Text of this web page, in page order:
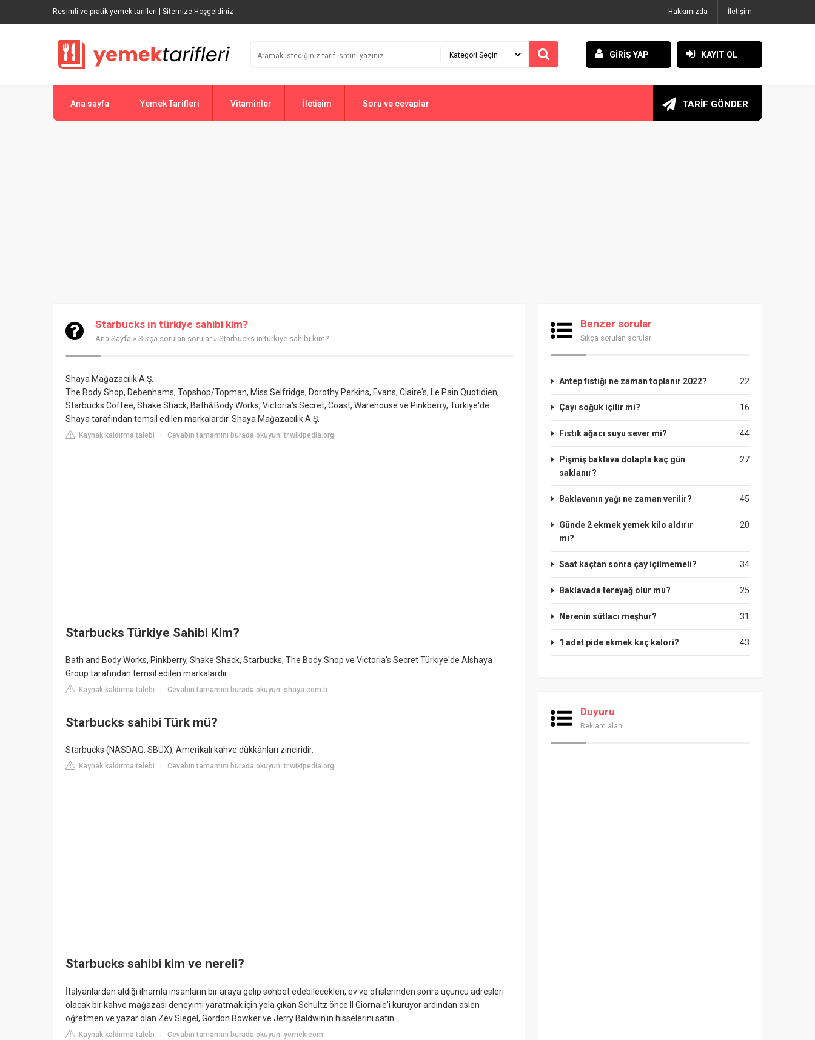
Resimli ve pratik yemek tarifleri | Sitemize Hoşgeldiniz Hakkımızda İletişim
GİRİŞ YAP KAYIT OL
Ana sayfa Yemek Tarifleri Vitaminler İletişim Soru ve cevaplar TARİF GÖNDER
Starbucks ın türkiye sahibi kim?
Ana Sayfa » Sıkça sorulan sorular » Starbucks ın türkiye sahibi kim?
Shaya Mağazacılık A.Ş.
The Body Shop, Debenhams, Topshop/Topman, Miss Selfridge, Dorothy Perkins, Evans, Claire's, Le Pain Quotidien,
Starbucks Coffee, Shake Shack, Bath&Body Works, Victoria's Secret, Coast, Warehouse ve Pinkberry, Türkiye'de
Shaya tarafından temsil edilen markalardır. Shaya Mağazacılık A.Ş.
Kaynak kaldırma talebi | Cevabın tamamını burada okuyun: tr.wikipedia.org
Starbucks Türkiye Sahibi Kim?
Bath and Body Works, Pinkberry, Shake Shack, Starbucks, The Body Shop ve Victoria's Secret Türkiye'de Alshaya
Group tarafından temsil edilen markalardır.
Kaynak kaldırma talebi Cevabın tamamını burada okuyun: shaya.com.tr
Starbucks sahibi Türk mü?
Starbucks (NASDAQ: SBUX), Amerikalı kahve dükkânları zinciridir.
Kaynak kaldırma talebi Cevabın tamamını burada okuyun: tr.wikipedia.org
Starbucks sahibi kim ve nereli?
İtalyanlardan aldığı ilhamla insanların bir araya gelip sohbet edebilecekleri, ev ve ofislerinden sonra üçüncü adresleri
olacak bir kahve mağazası deneyimi yaratmak için yola çıkan Schultz önce Il Giornale'i kuruyor ardından aslen
öğretmen ve yazar olan Zev Siegel, Gordon Bowker ve Jerry Baldwin'in hisselerini satın ...
Kaynak kaldırma talebi | Cevabın tamamını burada okuyun: yemek.com
Benzer sorular
Sıkça sorulan sorular
22
Antep fıstığı ne zaman toplanır 2022?
16
Çayı soğuk içilir mi?
44
Fıstık ağacı suyu sever mi?
27
Pişmiş baklava dolapta kaç gün
saklanır?
45
Baklavanın yağı ne zaman verilir?
20
Günde 2 ekmek yemek kilo aldırır
mı?
34
Saat kaçtan sonra çay içilmemeli?
25
Baklavada tereyağ olur mu?
31
Nerenin sütlacı meşhur?
43
1 adet pide ekmek kaç kalori?
Duyuru
Reklam alanı